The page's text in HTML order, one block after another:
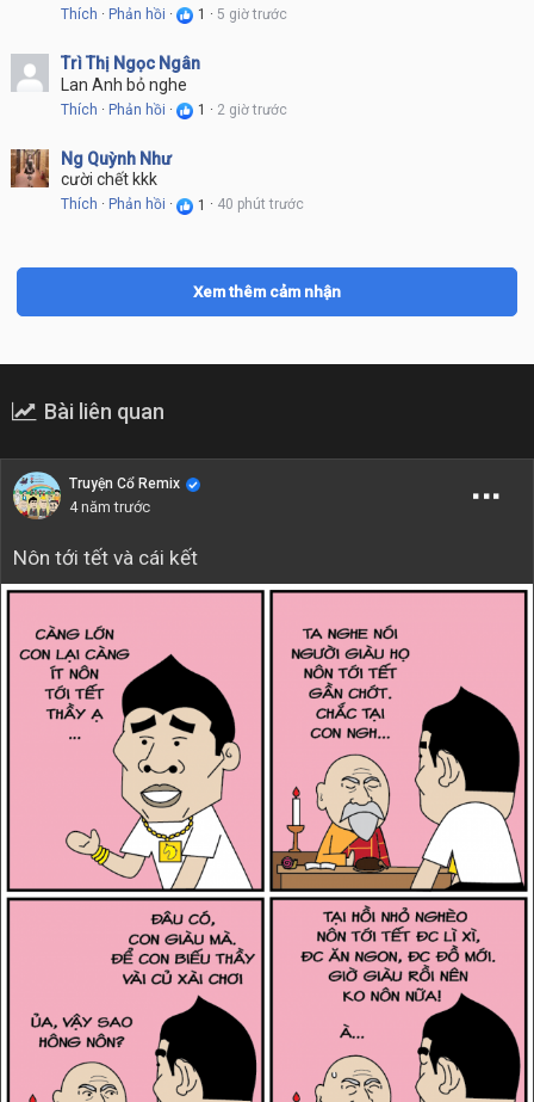
Thích · Phản hồi · 1 · 5 giờ trước
Trì Thị Ngọc Ngân
Lan Anh bỏ nghe
Thích · Phản hồi · 1 · 2 giờ trước
Ng Quỳnh Như
cười chết kkk
Thích · Phản hồi · 1 · 40 phút trước
Xem thêm cảm nhận
Bài liên quan
Truyện Cổ Remix
4 năm trước
Nôn tới tết và cái kết